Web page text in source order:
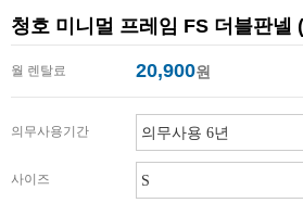
청호 미니멀 프레임 FS 더블판넬
월 렌탈료 20,900원
의무사용기간
사이즈